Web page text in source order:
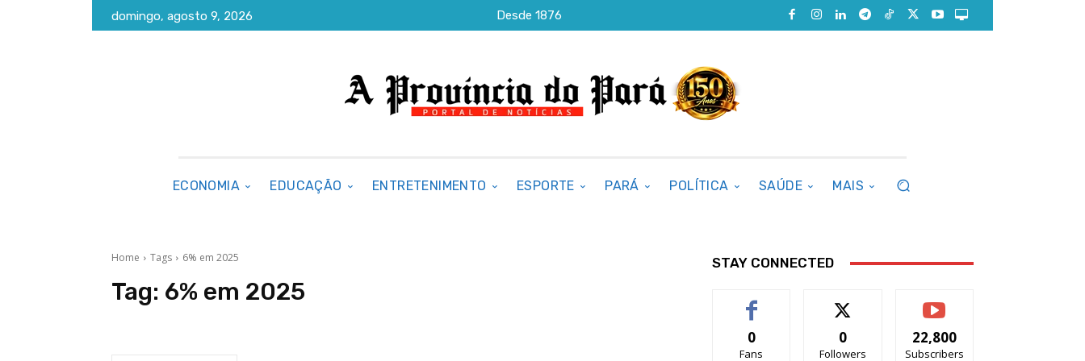
domingo, agosto 9, 2026 Desde 1876
ECONOMIA EDUCAÇÃO ENTRETENIMENTO ESPORTE PARÁ POLÍTICA SAÚDE MAIS
Home Tags 6% em 2025
Tag: 6% em 2025
STAY CONNECTED
0
Fans
0
Followers
22,800
Subscribers